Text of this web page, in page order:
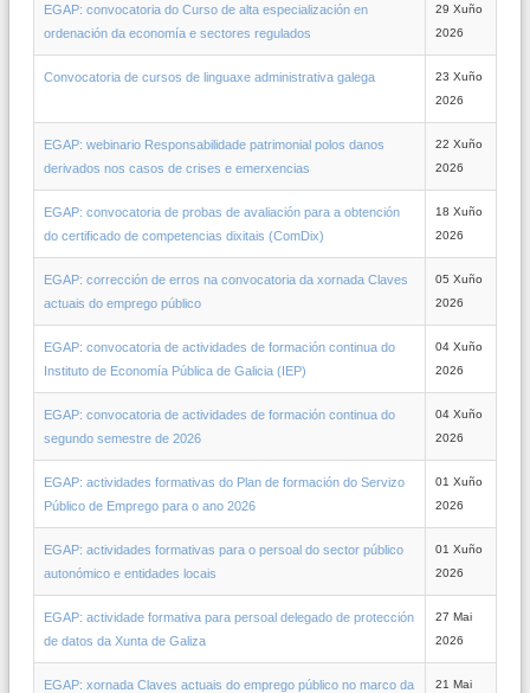
EGAP: convocatoria do Curso de alta especialización en
ordenación da economía e sectores regulados
29 Xuño
2026
Convocatoria de cursos de linguaxe administrativa galega
23 Xuño
2026
EGAP: webinario Responsabilidade patrimonial polos danos
derivados nos casos de crises e emerxencias
22 Xuño
2026
EGAP: convocatoria de probas de avaliación para a obtención
do certificado de competencias dixitais (ComDix)
18 Xuño
2026
EGAP: corrección de erros na convocatoria da xornada Claves
actuais do emprego público
05 Xuño
2026
EGAP: convocatoria de actividades de formación continua do
Instituto de Economía Pública de Galicia (IEP)
04 Xuño
2026
EGAP: convocatoria de actividades de formación continua do
segundo semestre de 2026
04 Xuño
2026
EGAP: actividades formativas do Plan de formación do Servizo
Público de Emprego para o ano 2026
01 Xuño
2026
EGAP: actividades formativas para o persoal do sector público
autonómico e entidades locais
01 Xuño
2026
EGAP: actividade formativa para persoal delegado de protección
de datos da Xunta de Galiza
27 Mai
2026
EGAP: xornada Claves actuais do emprego público no marco da
21 Mai